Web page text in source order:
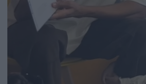
L'ANNUAIRE DES ACTEURS
LES LIVRES BLANCS
NOS OFFRES D'ABONNEMENTS